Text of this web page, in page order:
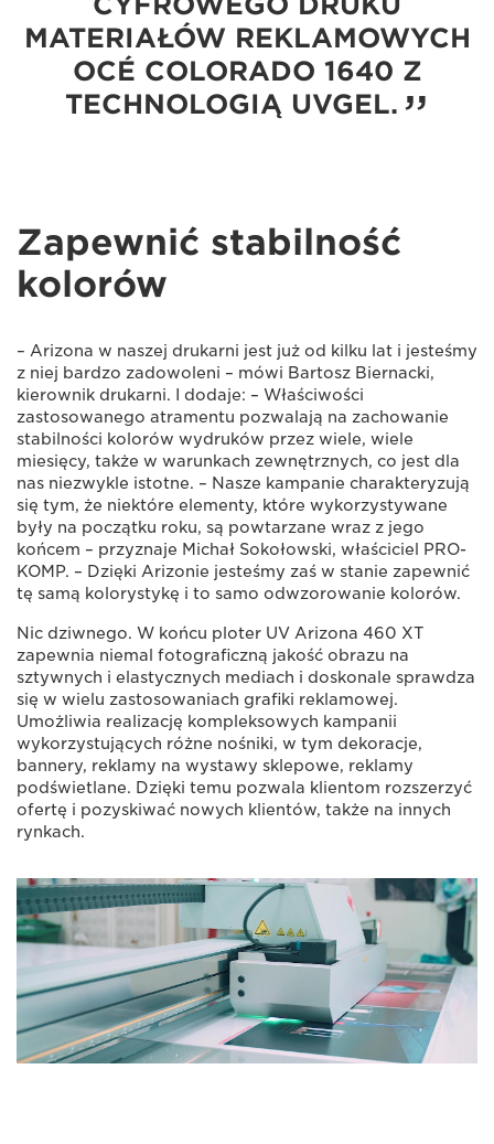
MATERIAŁÓW REKLAMOWYCH
OCÉ COLORADO 1640 Z
TECHNOLOGIĄ UVGEL.
Zapewnić stabilność
kolorów
– Arizona w naszej drukarni jest już od kilku lat i jesteśmy
z niej bardzo zadowoleni – mówi Bartosz Biernacki,
kierownik drukarni. I dodaje: – Właściwości
zastosowanego atramentu pozwalają na zachowanie
stabilności kolorów wydruków przez wiele, wiele
miesięcy, także w warunkach zewnętrznych, co jest dla
nas niezwykle istotne. – Nasze kampanie charakteryzują
się tym, że niektóre elementy, które wykorzystywane
były na początku roku, są powtarzane wraz z jego
końcem – przyznaje Michał Sokołowski, właściciel PRO-
KOMP. – Dzięki Arizonie jesteśmy zaś w stanie zapewnić
tę samą kolorystykę i to samo odwzorowanie kolorów.
Nic dziwnego. W końcu ploter UV Arizona 460 XT
zapewnia niemal fotograficzną jakość obrazu na
sztywnych i elastycznych mediach i doskonale sprawdza
się w wielu zastosowaniach grafiki reklamowej.
Umożliwia realizację kompleksowych kampanii
wykorzystujących różne nośniki, w tym dekoracje,
bannery, reklamy na wystawy sklepowe, reklamy
podświetlane. Dzięki temu pozwala klientom rozszerzyć
ofertę i pozyskiwać nowych klientów, także na innych
rynkach.